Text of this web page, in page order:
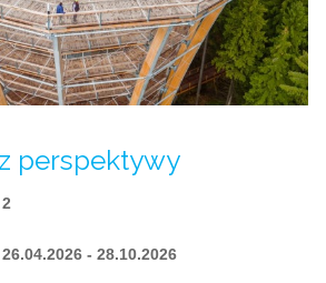
perspektywy
2
26.04.2026 - 28.10.2026